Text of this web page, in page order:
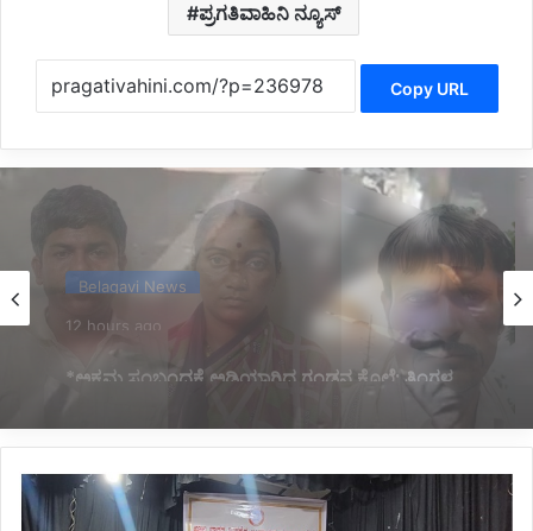
ಪ್ರಗತಿವಾಹಿನಿ ನ್ಯೂಸ್
Copy URL
Belagavi News
12 hours ago
*ನಿಂತಿದ್ದ ಟ್ರಕ್‌ಗೆ ಬೈಕ್ ಡಿಕ್ಕಿ; ಸವಾರ ಸಾವು*
*ವೀರಶೈವ
ಮಹಾಸಭಾಕ್ಕೆ